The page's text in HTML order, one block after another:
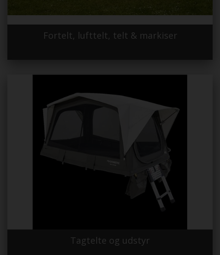
Fortelt, lufttelt, telt & markiser
Tagtelte og udstyr